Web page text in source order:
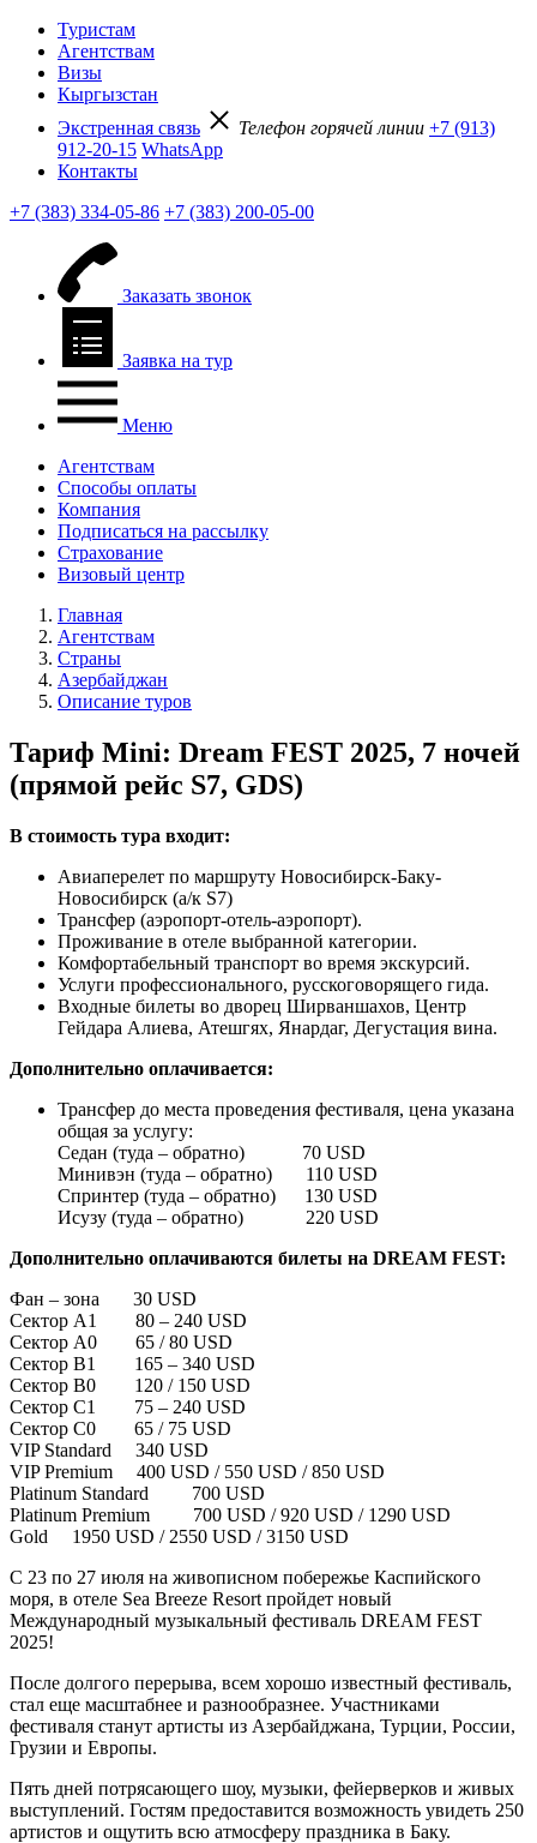
Туристам
Агентствам
Визы
Кыргызстан
Экстренная связь
Телефон горячей линии +7 (913)
912-20-15 WhatsApp
Контакты
+7 (383) 334-05-86 +7 (383) 200-05-00
Заказать звонок
Заявка на тур
Меню
Агентствам
Способы оплаты
Компания
Подписаться на рассылку
Страхование
Визовый центр
Главная
Агентствам
Страны
Азербайджан
Описание туров
Тариф Mini: Dream FEST 2025, 7 ночей
(прямой рейс S7, GDS)
В стоимость тура входит:
Авиаперелет по маршруту Новосибирск-Баку-
Новосибирск (а/к S7)
Трансфер (аэропорт-отель-аэропорт).
Проживание в отеле выбранной категории.
Комфортабельный транспорт во время экскурсий.
Услуги профессионального, русскоговорящего гида.
Входные билеты во дворец Ширваншахов, Центр
Гейдара Алиева, Атешгях, Янардаг, Дегустация вина.
Дополнительно оплачивается:
Трансфер до места проведения фестиваля, цена указана
общая за услугу:
Седан (туда – обратно) 70 USD
Минивэн (туда – обратно) 110 USD
Спринтер (туда – обратно) 130 USD
Исузу (туда – обратно) 220 USD
Дополнительно оплачиваются билеты на DREAM FEST:
Фан – зона 30 USD
Сектор A1 80 – 240 USD
Сектор A0 65 / 80 USD
Сектор B1 165 – 340 USD
Сектор B0 120 / 150 USD
Сектор C1 75 – 240 USD
Сектор C0 65 / 75 USD
VIP Standard 340 USD
VIP Premium 400 USD / 550 USD / 850 USD
Platinum Standard 700 USD
Platinum Premium 700 USD / 920 USD / 1290 USD
Gold 1950 USD / 2550 USD / 3150 USD
С 23 по 27 июля на живописном побережье Каспийского
моря, в отеле Sea Breeze Resort пройдет новый
Международный музыкальный фестиваль DREAM FEST
2025!
После долгого перерыва, всем хорошо известный фестиваль,
стал еще масштабнее и разнообразнее. Участниками
фестиваля станут артисты из Азербайджана, Турции, России,
Грузии и Европы.
Пять дней потрясающего шоу, музыки, фейерверков и живых
выступлений. Гостям предоставится возможность увидеть 250
артистов и ощутить всю атмосферу праздника в Баку.